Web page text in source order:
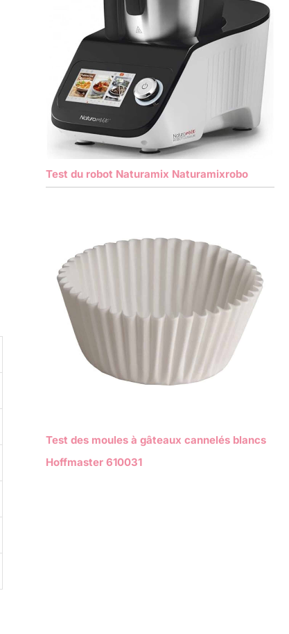
Test du robot Naturamix Naturamixrobo
Test des moules à gâteaux cannelés blancs
Hoffmaster 610031